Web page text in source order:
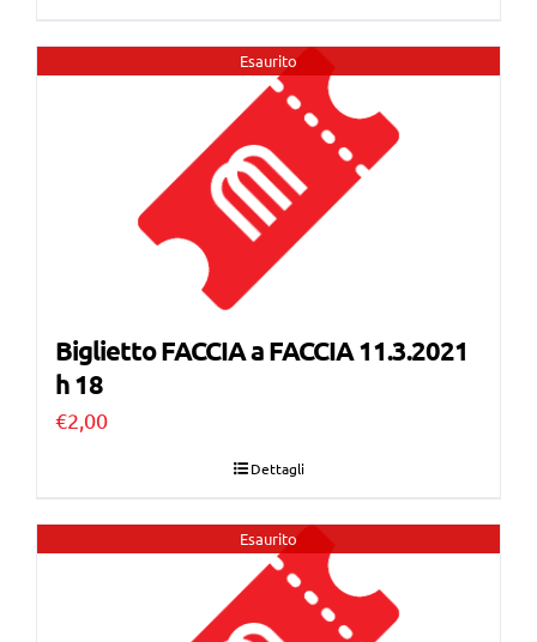
Esaurito
Biglietto FACCIA a FACCIA 11.3.2021
h 18
€2,00
Dettagli
Esaurito